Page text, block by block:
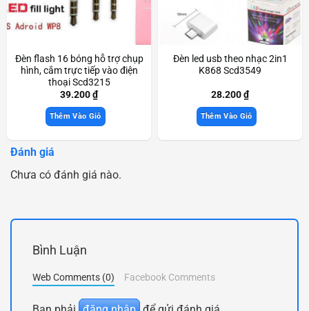
Đèn flash 16 bóng hỗ trợ chụp
hình, cắm trực tiếp vào điện
thoại Scd3215
39.200₫
Thêm Vào Giỏ
Đèn led usb theo nhạc 2in1
K868 Scd3549
28.200₫
Thêm Vào Giỏ
Đánh giá
Chưa có đánh giá nào.
Bình Luận
Web Comments (0) Facebook Comments